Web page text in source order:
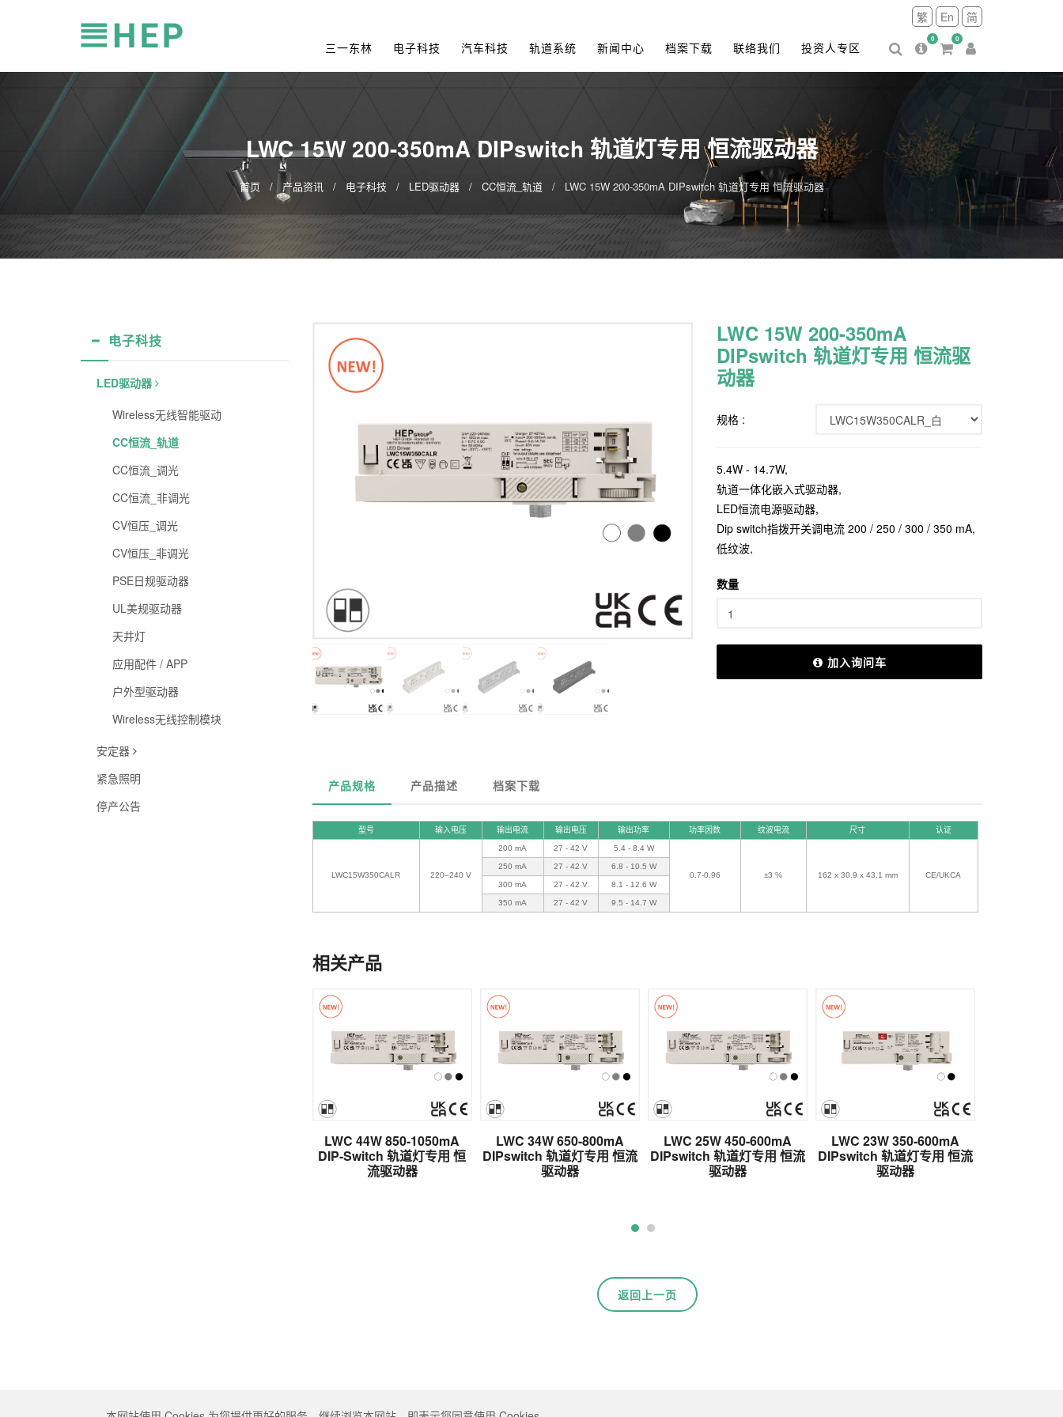
繁 En 简
0 0
三一东林 电子科技 汽车科技 轨道系统 新闻中心 档案下载 联络我们 投资人专区
LWC 15W 200-350mA DIPswitch 轨道灯专用 恒流驱动器
首页 产品资讯 电子科技 LED驱动器 CC恒流_轨道 LWC 15W 200-350mA DIPswitch 轨道灯专用 恒流驱动器
电子科技
LED驱动器
Wireless无线智能驱动
CC恒流_轨道
CC恒流_调光
CC恒流_非调光
CV恒压_调光
CV恒压_非调光
PSE日规驱动器
UL美规驱动器
天井灯
应用配件 / APP
户外型驱动器
Wireless无线控制模块
安定器
紧急照明
停产公告
LWC 15W 200-350mA
DIPswitch 轨道灯专用 恒流驱
动器
规格 :
5.4W - 14.7W,
轨道一体化嵌入式驱动器,
LED恒流电源驱动器,
Dip switch指拨开关调电流 200 / 250 / 300 / 350 mA,
低纹波,
数量
加入询问车
产品规格 产品描述 档案下载
型号 输入电压 输出电流 输出电压 输出功率 功率因数 纹波电流 尺寸 认证
LWC15W350CALR 220–240 V
200 mA 27 - 42 V 5.4 - 8.4 W
0.7-0.96 ±3 % 162 x 30.9 x 43.1 mm CE/UKCA
250 mA 27 - 42 V 6.8 - 10.5 W
300 mA 27 - 42 V 8.1 - 12.6 W
350 mA 27 - 42 V 9.5 - 14.7 W
相关产品
LWC 44W 850-1050mA
DIP-Switch 轨道灯专用 恒
流驱动器
LWC 34W 650-800mA
DIPswitch 轨道灯专用 恒流
驱动器
LWC 25W 450-600mA
DIPswitch 轨道灯专用 恒流
驱动器
LWC 23W 350-600mA
DIPswitch 轨道灯专用 恒流
驱动器
返回上一页